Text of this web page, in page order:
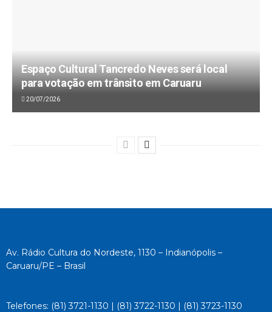
Espaço Cultural Tancredo Neves será local
para votação em trânsito em Caruaru
20/07/2026
Av. Rádio Cultura do Nordeste, 1130 – Indianópolis –
Caruaru/PE – Brasil
Telefones: (81) 3721-1130 | (81) 3722-1130 | (81) 3723-1130